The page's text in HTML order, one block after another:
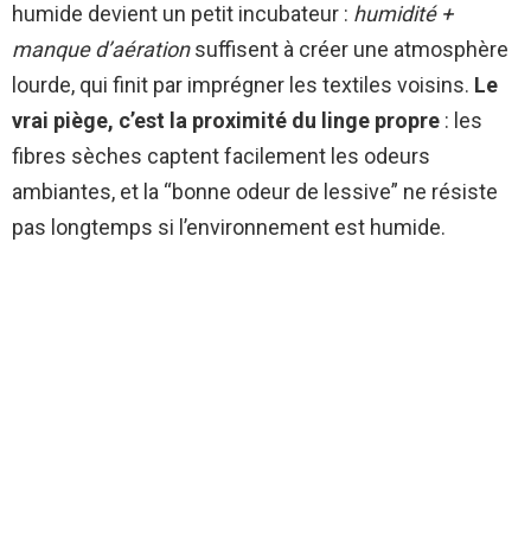
humide devient un petit incubateur : humidité +
manque d’aérationsuffisent à créer une atmosphère
lourde, qui finit par imprégner les textiles voisins. Le
vrai piège, c’est la proximité du linge propre : les
fibres sèches captent facilement les odeurs
ambiantes, et la “bonne odeur de lessive” ne résiste
pas longtemps si l’environnement est humide.